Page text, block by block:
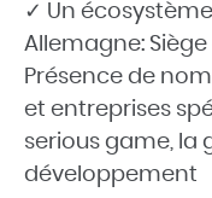
✓ Un
Allemagne:
Présence de
et entreprises
serious game, la
développement